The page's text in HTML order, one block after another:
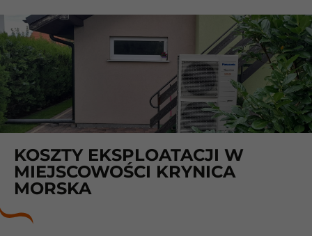
KOSZTY EKSPLOATACJI W
MIEJSCOWOŚCI KRYNICA
MORSKA